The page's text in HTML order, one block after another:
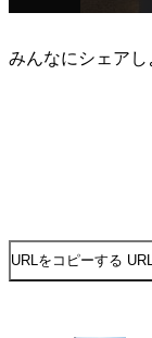
みんなにシェアし
URLをコピーする